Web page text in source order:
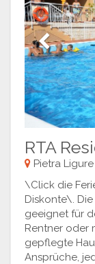
RTA
Pietra Ligure
\Click die
Diskonte\.
geeignet für
Rentner oder
gepflegte
Ansprüche,